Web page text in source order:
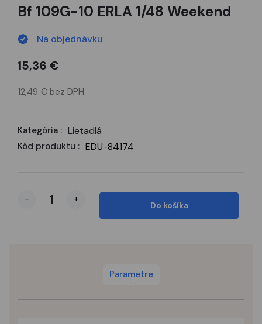
Bf 109G-10 ERLA 1/48 Weekend
Na objednávku
15,36 €
12,49 € bez DPH
Kategória : Lietadlá
Kód produktu : EDU-84174
- +
Do košíka
Parametre